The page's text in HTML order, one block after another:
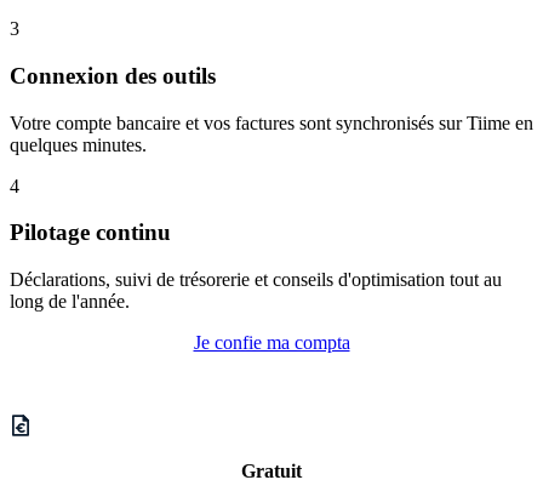
3
Connexion des outils
Votre compte bancaire et vos factures sont synchronisés sur Tiime en
quelques minutes.
4
Pilotage continu
Déclarations, suivi de trésorerie et conseils d'optimisation tout au
long de l'année.
Je confie ma compta
Gratuit